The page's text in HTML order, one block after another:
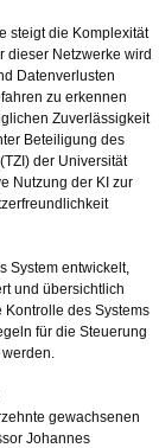
steigt die Komplexität
dieser Netzwerke wird
Datenverlusten
zu erkennen
Zuverlässigkeit
Beteiligung des
der Universität
Nutzung der KI zur
System entwickelt,
und übersichtlich
Kontrolle des Systems
für die Steuerung
gewachsenen
Johannes